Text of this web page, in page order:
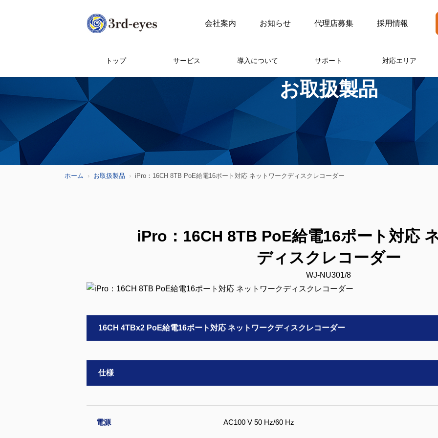
会社案内 お知らせ 代理店募集 採用情報
トップ サービス 導入について サポート 対応エリア
お取扱製品
ホーム お取扱製品 iPro：16CH 8TB PoE給電16ポート対応 ネットワークディスクレコーダー
iPro：16CH 8TB PoE給電16ポート対応
ディスクレコーダー
WJ-NU301/8
16CH 4TBx2 PoE給電16ポート対応 ネットワークディスクレコーダー
仕様
電源 AC100 V 50 Hz/60 Hz